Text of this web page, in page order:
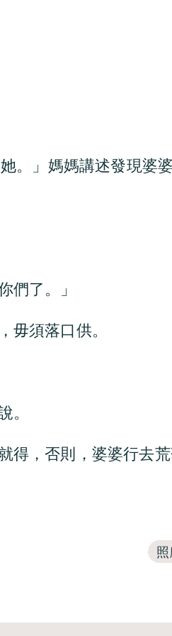
。」媽媽講述發現婆婆
們了。」
毋須落口供。
。
得，否則，婆婆行去